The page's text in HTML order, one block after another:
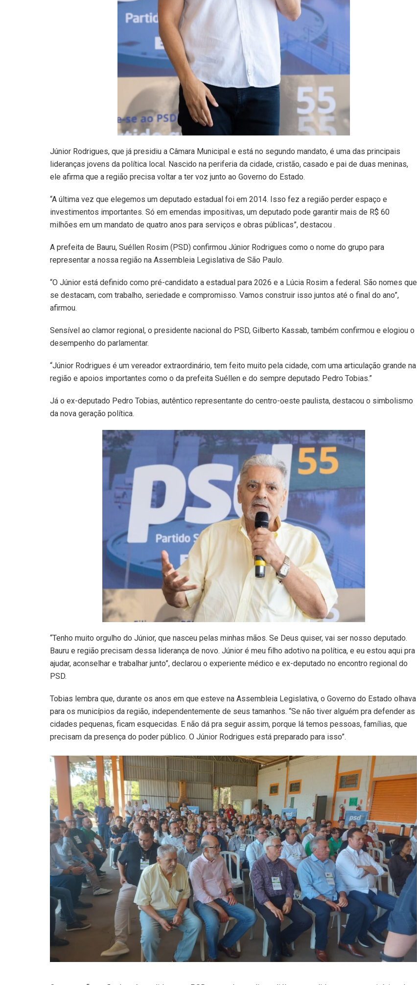
Júnior Rodrigues, que já presidiu a Câmara Municipal e está no segundo mandato, é uma das principais
lideranças jovens da política local. Nascido na periferia da cidade, cristão, casado e pai de duas meninas,
ele afirma que a região precisa voltar a ter voz junto ao Governo do Estado.
“A última vez que elegemos um deputado estadual foi em 2014. Isso fez a região perder espaço e
investimentos importantes. Só em emendas impositivas, um deputado pode garantir mais de R$ 60
milhões em um mandato de quatro anos para serviços e obras públicas”, destacou .
A prefeita de Bauru, Suéllen Rosim (PSD) confirmou Júnior Rodrigues como o nome do grupo para
representar a nossa região na Assembleia Legislativa de São Paulo.
“O Júnior está definido como pré-candidato a estadual para 2026 e a Lúcia Rosim a federal. São nomes que
se destacam, com trabalho, seriedade e compromisso. Vamos construir isso juntos até o final do ano”,
afirmou.
Sensível ao clamor regional, o presidente nacional do PSD, Gilberto Kassab, também confirmou e elogiou o
desempenho do parlamentar.
“Júnior Rodrigues é um vereador extraordinário, tem feito muito pela cidade, com uma articulação grande na
região e apoios importantes como o da prefeita Suéllen e do sempre deputado Pedro Tobias.”
Já o ex-deputado Pedro Tobias, autêntico representante do centro-oeste paulista, destacou o simbolismo
da nova geração política.
“Tenho muito orgulho do Júnior, que nasceu pelas minhas mãos. Se Deus quiser, vai ser nosso deputado.
Bauru e região precisam dessa liderança de novo. Júnior é meu filho adotivo na política, e eu estou aqui pra
ajudar, aconselhar e trabalhar junto”, declarou o experiente médico e ex-deputado no encontro regional do
PSD.
Tobias lembra que, durante os anos em que esteve na Assembleia Legislativa, o Governo do Estado olhava
para os municípios da região, independentemente de seus tamanhos. “Se não tiver alguém pra defender as
cidades pequenas, ficam esquecidas. E não dá pra seguir assim, porque lá temos pessoas, famílias, que
precisam da presença do poder público. O Júnior Rodrigues está preparado para isso”.